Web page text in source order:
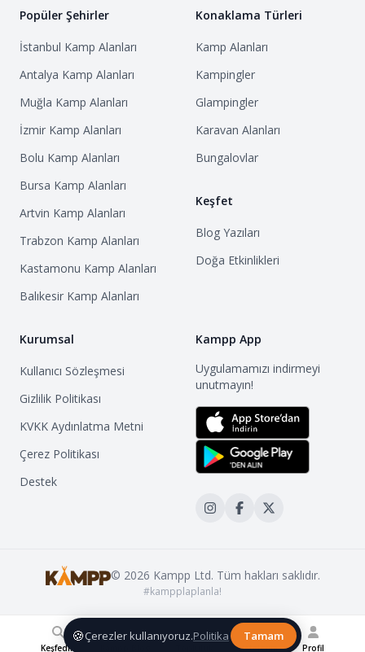
Popüler Şehirler
İstanbul Kamp Alanları
Antalya Kamp Alanları
Muğla Kamp Alanları
İzmir Kamp Alanları
Bolu Kamp Alanları
Bursa Kamp Alanları
Artvin Kamp Alanları
Trabzon Kamp Alanları
Kastamonu Kamp Alanları
Balıkesir Kamp Alanları
Konaklama Türleri
Kamp Alanları
Kampingler
Glampingler
Karavan Alanları
Bungalovlar
Keşfet
Blog Yazıları
Doğa Etkinlikleri
Kurumsal
Kullanıcı Sözleşmesi
Gizlilik Politikası
KVKK Aydınlatma Metni
Çerez Politikası
Destek
Kampp App
Uygulamamızı indirmeyi
unutmayın!
© 2026 Kampp Ltd. Tüm hakları saklıdır.
#kampplaplanla!
Keşfedin Listelerim Profil
🍪Çerezler kullanıyoruz.Politika Tamam